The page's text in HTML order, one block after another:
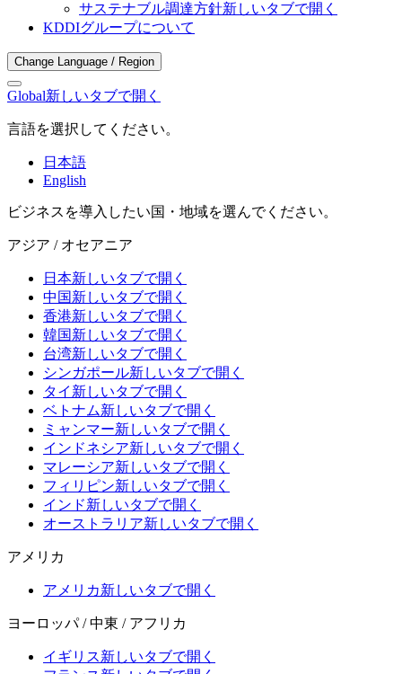
サステナブル調達方針新しいタブで開く
KDDIグループについて
Change Language / Region
Global新しいタブで開く
言語を選択してください。
日本語
English
ビジネスを導入したい国・地域を選んでください。
アジア / オセアニア
日本新しいタブで開く
中国新しいタブで開く
香港新しいタブで開く
韓国新しいタブで開く
台湾新しいタブで開く
シンガポール新しいタブで開く
タイ 新しいタブで開く
ベトナム新しいタブで開く
ミャンマー新しいタブで開く
インドネシア新しいタブで開く
マレーシア新しいタブで開く
フィリピン新しいタブで開く
インド新しいタブで開く
オーストラリア新しいタブで開く
アメリカ
アメリカ新しいタブで開く
ヨーロッパ / 中東 / アフリカ
イギリス新しいタブで開く